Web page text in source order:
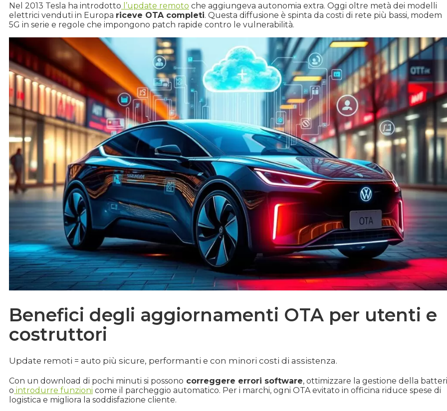
Nel 2013 Tesla ha introdotto l’update remoto che aggiungeva autonomia extra. Oggi oltre metà dei modelli
elettrici venduti in Europa riceve OTA completi. Questa diffusione è spinta da costi di rete più bassi, modem
5G in serie e regole che impongono patch rapide contro le vulnerabilità.
Benefici degli aggiornamenti OTA per utenti e
costruttori
Update remoti = auto più sicure, performanti e con minori costi di assistenza.
Con un download di pochi minuti si possono correggere errori software, ottimizzare la gestione della
o introdurre funzioni come il parcheggio automatico. Per i marchi, ogni OTA evitato in officina riduce spese di
logistica e migliora la soddisfazione cliente.